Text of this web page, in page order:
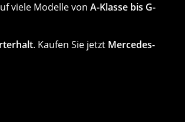
viele Modelle von A-Klasse bis G-
. Kaufen Sie jetzt Mercedes-